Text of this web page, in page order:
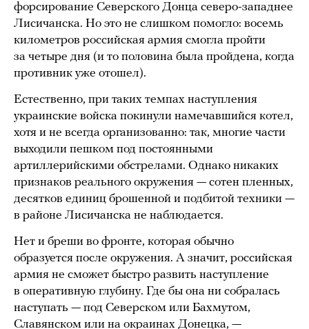
форсирование Северского Донца северо-западнее
Лисичанска. Но это не слишком помогло: восемь
километров российская армия смогла пройти
за четыре дня (и то половина была пройдена, когда
противник уже отошел).
Естественно, при таких темпах наступления
украинские войска покинули намечавшийся котел,
хотя и не всегда организованно: так, многие части
выходили пешком под постоянными
артиллерийскими обстрелами. Однако никаких
признаков реального окружения — сотен пленных,
десятков единиц брошенной и подбитой техники —
в районе Лисичанска не наблюдается.
Нет и бреши во фронте, которая обычно
образуется после окружения. А значит, российская
армия не сможет быстро развить наступление
в оперативную глубину. Где бы она ни собралась
наступать — под Северском или Бахмутом,
Славянском или на окраинах Донецка, —